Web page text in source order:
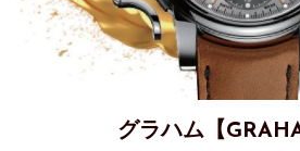
グラハム【